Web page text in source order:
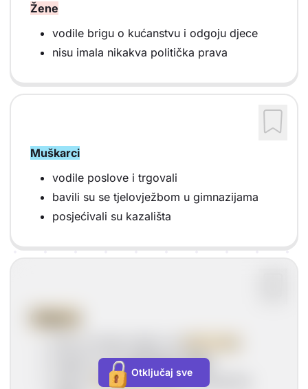
Žene
vodile brigu o kućanstvu i odgoju djece
nisu imala nikakva politička prava
Muškarci
vodile poslove i trgovali
bavili su se tjelovježbom u gimnazijama
posjećivali su kazališta
bogati su imalipamuk iz Indije
ukrašene tunike
sa simbolima
Otključaj sve